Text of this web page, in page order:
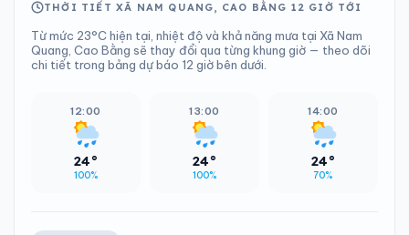
THỜI TIẾT XÃ NAM QUANG, CAO BẰNG 12 GIỜ TỚI
Từ mức 23°C hiện tại, nhiệt độ và khả năng mưa tại Xã Nam
Quang, Cao Bằng sẽ thay đổi qua từng khung giờ — theo dõi
chi tiết trong bảng dự báo 12 giờ bên dưới.
12:00
24°
100%
13:00
24°
100%
14:00
24°
70%